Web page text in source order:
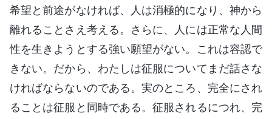
希望と前途がなければ、人は消極的になり、神から
離れることさえ考える。さらに、人には正常な人間
性を生きようとする強い願望がない。これは容認で
きない。だから、わたしは征服についてまだ話さな
ければならないのである。実のところ、完全にされ
ることは征服と同時である。征服されるにつれ、完